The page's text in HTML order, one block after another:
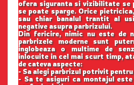
ofera siguranta si vizibilitate se
se poate sparge. Orice
sau chiar banalul trantit al
negative asupra parbrizului.
Din fericire, nimic nu este de
parbrizele moderne sunt
inglobeaza o multime de
inlocuite in cel mai scurt timp,
de cateva aspecte:
- Sa alegi parbrizul potrivit
- Sa te asiguri ca montajul